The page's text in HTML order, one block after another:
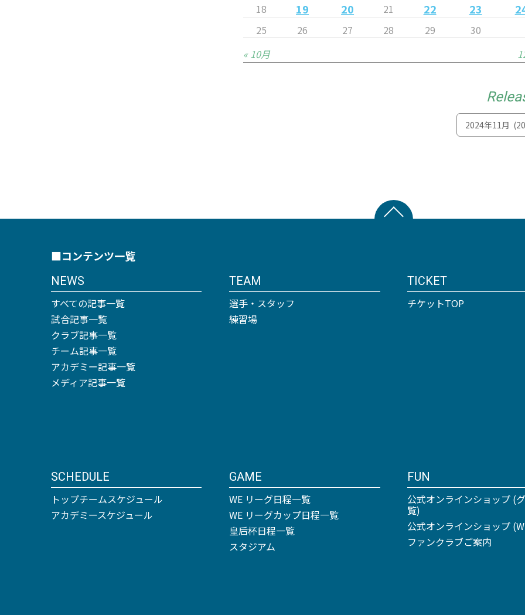
18 19 20 21 22 23
25 26 27 28 29
30
« 10月
■コンテンツ一覧
NEWS
すべての記事一覧
試合記事一覧
クラブ記事一覧
チーム記事一覧
アカデミー記事一覧
メディア記事一覧
SCHEDULE
トップチームスケジュール
アカデミースケジュール
TEAM
選手・スタッフ
練習場
GAME
WE リーグ日程一覧
WE リーグカップ日程一覧
皇后杯日程一覧
スタジアム
TICKET
チケットTOP
FUN
公式オンラインショップ (
覧)
公式オンラインショップ
ファンクラブご案内